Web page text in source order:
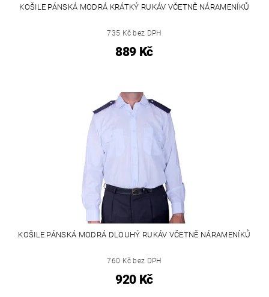
KOŠILE PÁNSKÁ MODRÁ KRÁTKÝ RUKÁV VČETNĚ NÁRAMENÍKŮ
735 Kč bez DPH
889 Kč
KOŠILE PÁNSKÁ MODRÁ DLOUHÝ RUKÁV VČETNĚ NÁRAMENÍKŮ
760 Kč bez DPH
920 Kč